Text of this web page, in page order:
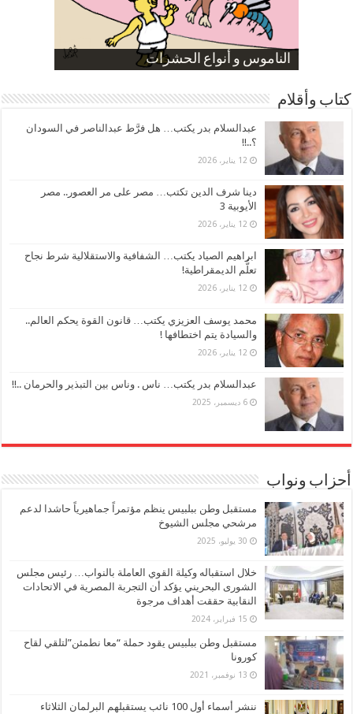
الناموس و أنواع الحشرات
الموظفين بعد ارتفاع الأسعار
ارتفاع نسبة الطلاق في مصر
صورة كاركاتيرية
صورة كاركاتيرية
كتاب وأقلام
عبدالسلام بدر يكتب… هل فرَّط عبدالناصر في السودان
؟..!!
12 يناير، 2026
دينا شرف الدين تكتب… مصر على مر العصور.. مصر
الأيوبية 3
12 يناير، 2026
ابراهيم الصياد يكتب… الشفافية والاستقلالية شرط نجاح
تعلُّم الديمقراطية!
12 يناير، 2026
محمد يوسف العزيزي يكتب… قانون القوة يحكم العالم..
والسيادة يتم اختطافها !
12 يناير، 2026
عبدالسلام بدر يكتب… ناس . وناس بين التبذير والحرمان ..!!
6 ديسمبر، 2025
أحزاب ونواب
مستقبل وطن ببلبيس ينظم مؤتمراً جماهيرياً حاشدا لدعم
مرشحي مجلس الشيوخ
30 يوليو، 2025
خلال استقباله وكيلة القوي العاملة بالنواب… رئيس مجلس
الشورى البحريني يؤكد أن التجربة المصرية في الاتحادات
النقابية حققت أهداف مرجوة
15 فبراير، 2024
مستقبل وطن ببلبيس يقود حملة “معا نطمئن”لتلقي لقاح
كورونا
13 نوفمبر، 2021
ننشر أسماء أول 100 نائب يستقبلهم البرلمان الثلاثاء